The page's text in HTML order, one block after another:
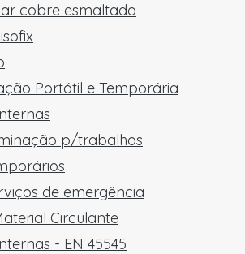
cobre esmaltado
Portátil e Temporária
p/trabalhos
de emergência
Circulante
- EN 45545